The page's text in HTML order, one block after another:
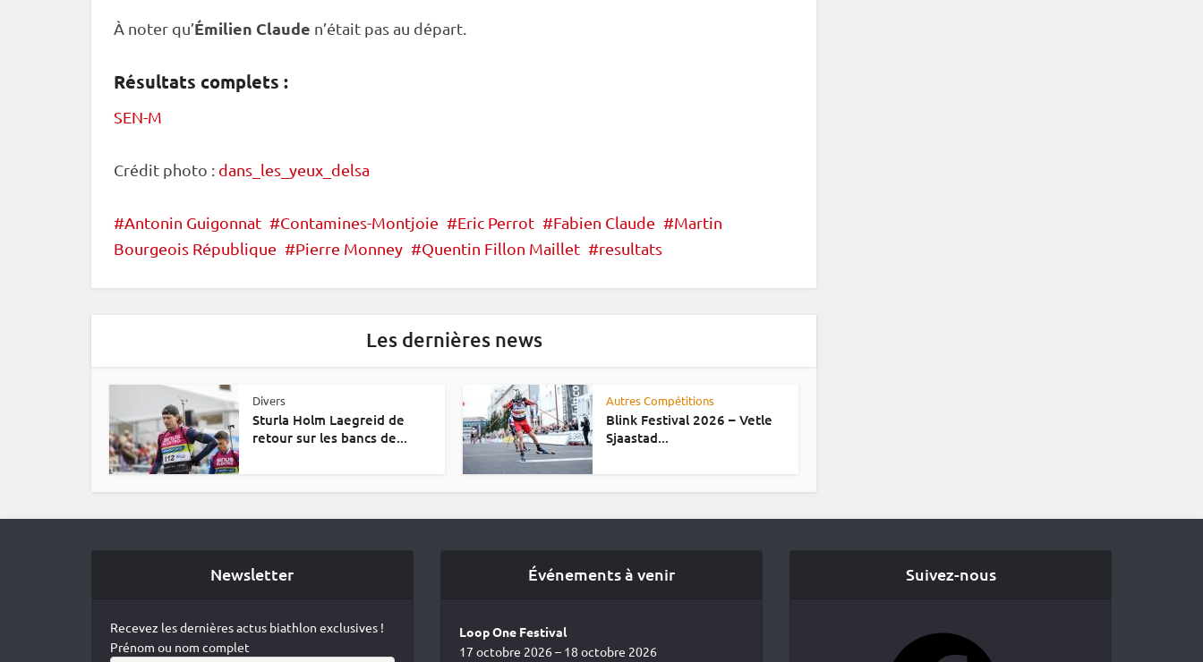
À noter qu’Émilien Claude n’était pas au départ.
Résultats complets :
SEN-M
Crédit photo : dans_les_yeux_delsa
Antonin Guigonnat Contamines-Montjoie Eric Perrot Fabien Claude
Martin
Bourgeois République
Pierre Monney Quentin Fillon Maillet resultats
Les dernières news
Divers
Sturla Holm Laegreid de
retour sur les bancs de...
Autres Compétitions
Blink Festival 2026 – Vetle
Sjaastad...
Newsletter
Recevez les dernières actus biathlon exclusives !
Prénom ou nom complet
Événements à venir
Loop One Festival
17 octobre 2026 – 18 octobre 2026
Suivez-nous